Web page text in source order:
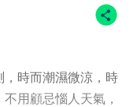
，時而潮濕微涼，時
用顧忌惱人天氣，